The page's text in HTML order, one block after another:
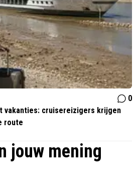
0
vakanties: cruisereizigers krijgen
route
jouw mening